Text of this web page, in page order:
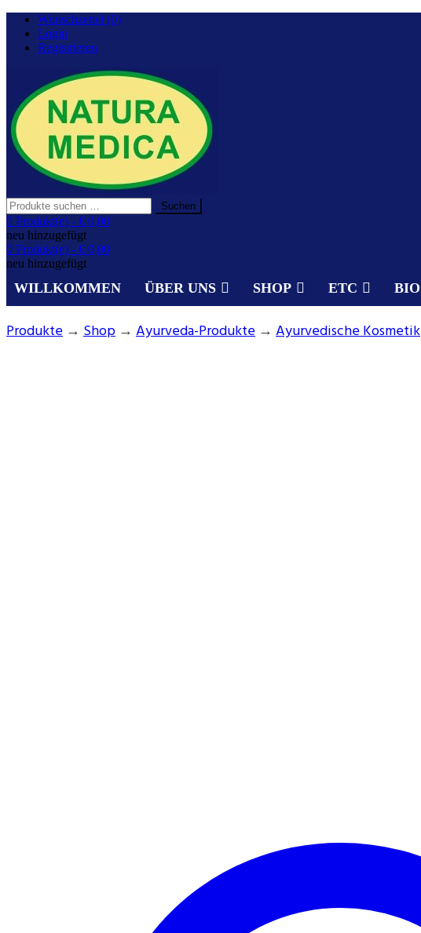
Zurück
zum
Inhalt
Wunschzettel (0)
Login
Registrieren
NATURA MEDICA
Gesundheit aus der Natur.
Suchen
nach:
Suchen
0 Produkt(e) - € 0,00
neu hinzugefügt
0 Produkt(e) - € 0,00
neu hinzugefügt
WILLKOMMEN ÜBER UNS SHOP ETC BIO
Produkte → Shop → Ayurveda-Produkte → Ayurvedische Kosmetik